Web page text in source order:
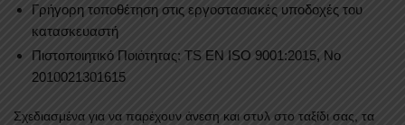
Γρήγορη τοποθέτηση στις εργοστασιακές υποδοχές του
κατασκευαστή
Πιστοποιητικό Ποιότητας: TS EN ISO 9001:2015, No
2010021301615
Σχεδιασμένα για να παρέχουν άνεση και στυλ στο ταξίδι σας, τα